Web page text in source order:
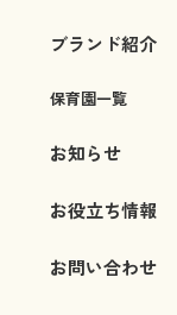
ブランド紹介
保育園一覧
お知らせ
お役立ち情報
お問い合わせ